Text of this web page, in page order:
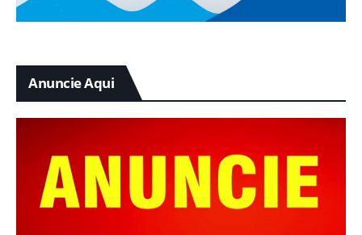
Anuncie Aqui